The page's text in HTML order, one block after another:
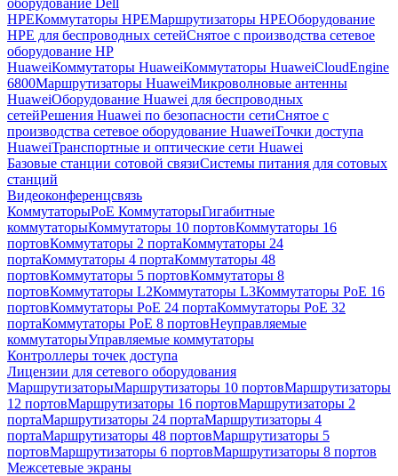
HPEКоммутаторы HPEМаршрутизаторы HPEОборудование
HPE для беспроводных сетейСнятое с производства сетевое
оборудование HP
HuaweiКоммутаторы HuaweiКоммутаторы HuaweiCloudEngine
6800Маршрутизаторы HuaweiМикроволновые антенны
HuaweiОборудование Huawei для беспроводных
сетейРешения Huawei по безопасности сетиСнятое с
производства сетевое оборудование HuaweiТочки доступа
HuaweiТранспортные и оптические сети Huawei
Базовые станции сотовой связиСистемы питания для сотовых
станций
Видеоконференцсвязь
КоммутаторыPoE КоммутаторыГигабитные
коммутаторыКоммутаторы 10 портовКоммутаторы 16
портовКоммутаторы 2 портаКоммутаторы 24
портаКоммутаторы 4 портаКоммутаторы 48
портовКоммутаторы 5 портовКоммутаторы 8
портовКоммутаторы L2Коммутаторы L3Коммутаторы PoE 16
портовКоммутаторы PoE 24 портаКоммутаторы PoE 32
портаКоммутаторы PoE 8 портовНеуправляемые
коммутаторыУправляемые коммутаторы
Контроллеры точек доступа
Лицензии для сетевого оборудования
МаршрутизаторыМаршрутизаторы 10 портовМаршрутизаторы
12 портовМаршрутизаторы 16 портовМаршрутизаторы 2
портаМаршрутизаторы 24 портаМаршрутизаторы 4
портаМаршрутизаторы 48 портовМаршрутизаторы 5
портовМаршрутизаторы 6 портовМаршрутизаторы 8 портов
Межсетевые экраны